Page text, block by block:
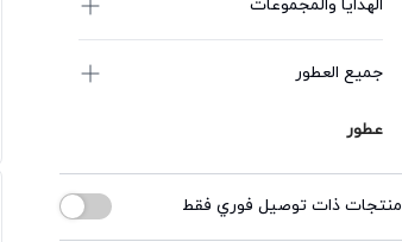
الهدايا والمجموعات
جميع العطور
عطور
منتجات ذات توصيل فوري فقط